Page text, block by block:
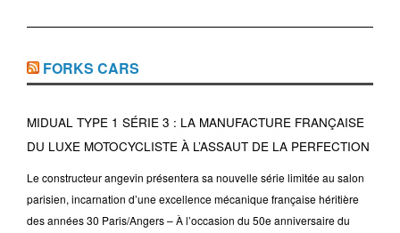
FORKS CARS
MIDUAL TYPE 1 SÉRIE 3 : LA MANUFACTURE FRANÇAISE
DU LUXE MOTOCYCLISTE À L’ASSAUT DE LA PERFECTION
Le constructeur angevin présentera sa nouvelle série limitée au salon
parisien, incarnation d’une excellence mécanique française héritière
des années 30 Paris/Angers – À l’occasion du 50e anniversaire du